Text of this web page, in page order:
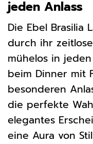
jeden Anlass
Die Ebel Brasilia
durch ihr
mühelos in
beim Dinner mit
besonderen
die perfekte
elegantes
eine Aura von